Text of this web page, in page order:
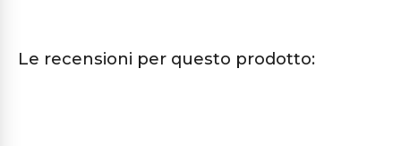
Le recensioni per questo prodotto: